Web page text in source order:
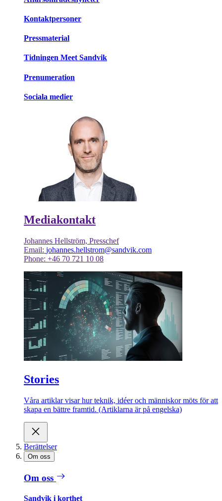
Kontaktpersoner
Pressmaterial
Tidningen Meet Sandvik
Prenumeration
Sociala medier
Mediakontakt
Johannes Hellström, Presschef
Email: johannes.hellstrom@sandvik.com
Phone: +46 70 721 10 08
Stories
Våra artiklar visar hur teknik, idéer och människor möts för att
skapa en bättre framtid. (Artiklarna är på engelska)
Berättelser
Om oss
Om oss
Sandvik i korthet